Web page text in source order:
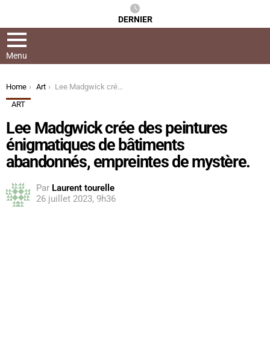
DERNIER
Menu
You are here:
Home Art
Lee Madgwick crée des peintures énigmatiques de bâtiments abandonnés, empreintes de mystère.
ART
Lee Madgwick crée des peintures
énigmatiques de bâtiments
abandonnés, empreintes de mystère.
Par Laurent tourelle
26 juillet 2023, 9h36